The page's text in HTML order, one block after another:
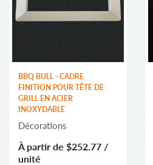
BBQ BULL - CADRE
FINITION POUR TÊTE DE
GRILL EN ACIER
INOXYDABLE
Décorations
À partir de $252.77 /
unité